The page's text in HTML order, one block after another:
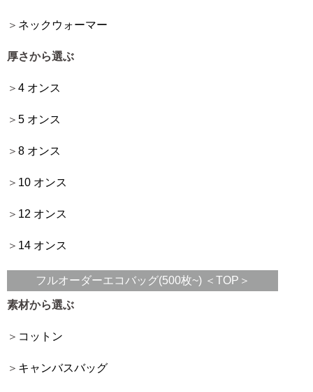
ネックウォーマー
厚さから選ぶ
4 オンス
5 オンス
8 オンス
10 オンス
12 オンス
14 オンス
フルオーダーエコバッグ(500枚~) ＜TOP＞
素材から選ぶ
コットン
キャンバスバッグ